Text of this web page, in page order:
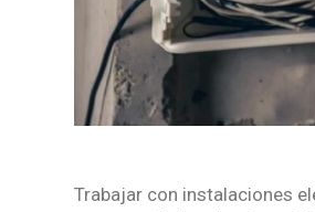
Trabajar con instalaciones